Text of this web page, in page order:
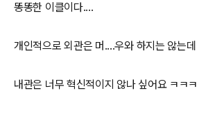
똥똥한 이클이다....
개인적으로 외관은 머....우와 하지는 않는데
내관은 너무 혁신적이지 않나 싶어요 ㅋㅋㅋ